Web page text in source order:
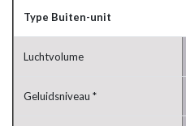
Type Buiten-unit
Luchtvolume
Geluidsniveau *